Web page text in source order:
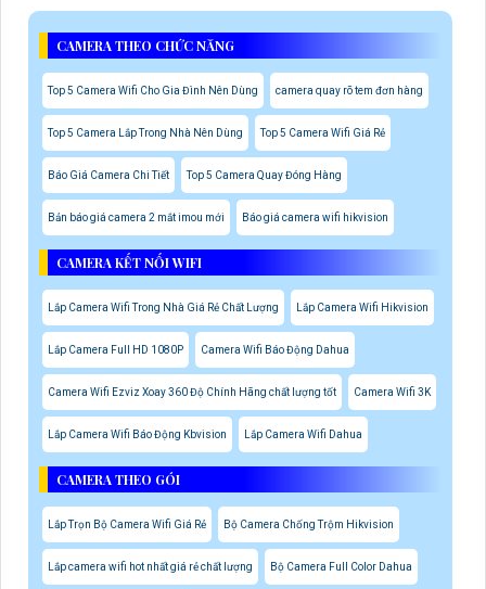
CAMERA THEO CHỨC NĂNG
Top 5 Camera Wifi Cho Gia Đình Nên Dùng camera quay rõ tem đơn hàng
Top 5 Camera Lắp Trong Nhà Nên Dùng Top 5 Camera Wifi Giá Rẻ
Báo Giá Camera Chi Tiết Top 5 Camera Quay Đóng Hàng
Bản báo giá camera 2 mắt imou mới Báo giá camera wifi hikvision
CAMERA KẾT NỐI WIFI
Lắp Camera Wifi Trong Nhà Giá Rẻ Chất Lượng Lắp Camera Wifi Hikvision
Lắp Camera Full HD 1080P Camera Wifi Báo Động Dahua
Camera Wifi Ezviz Xoay 360 Độ Chính Hãng chất lượng tốt Camera Wifi 3K
Lắp Camera Wifi Báo Động Kbvision Lắp Camera Wifi Dahua
CAMERA THEO GÓI
Lắp Trọn Bộ Camera Wifi Giá Rẻ Bộ Camera Chống Trộm Hikvision
Lắp camera wifi hot nhất giá rẻ chất lượng Bộ Camera Full Color Dahua